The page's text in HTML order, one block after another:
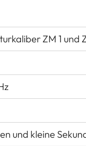
ZM 1 und
und kleine